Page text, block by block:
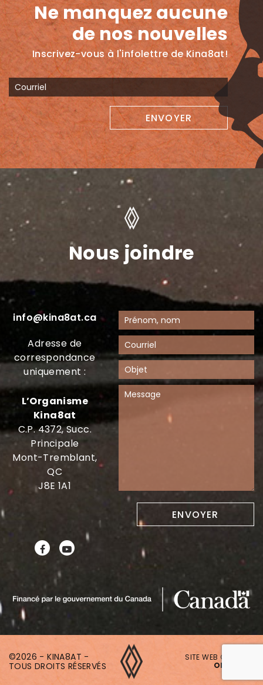
Ne manquez aucune
de nos nouvelles
Inscrivez-vous à l'infolettre de Kina8at!
Nous joindre
info@kina8at.ca
Adresse de
correspondance
uniquement :
L’Organisme
Kina8at
C.P. 4372, Succ.
Principale
Mont-Tremblant,
QC
J8E 1A1
©2026 - KINA8AT -
TOUS DROITS RÉSERVÉS
SITE WEB CRÉÉ PAR
ONAKI.CA